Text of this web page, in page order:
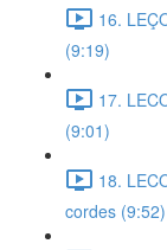
16.
(9:19)
17.
(9:01)
18.
cordes (9:52)